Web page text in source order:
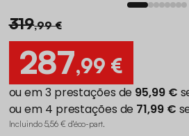
319,99 €
287,99 €
Incluindo 5,56 € d'éco-part.